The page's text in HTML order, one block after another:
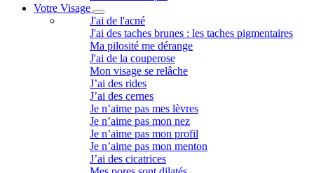
Votre Visage
J'ai de l'acné
J'ai des taches brunes : les taches pigmentaires
Ma pilosité me dérange
J'ai de la couperose
Mon visage se relâche
J’ai des rides
J’ai des cernes
Je n’aime pas mes lèvres
Je n’aime pas mon nez
Je n’aime pas mon profil
Je n’aime pas mon menton
J’ai des cicatrices